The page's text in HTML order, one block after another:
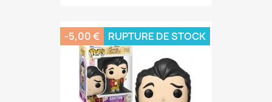
-5,00 € RUPTURE DE STOCK